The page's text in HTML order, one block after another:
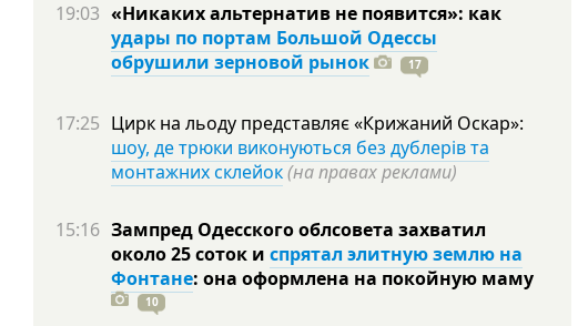
19:03 «Никаких альтернатив не появится»: как
удары по портам Большой Одессы
обрушили зерновой рынок
17
17:25 Цирк на льоду представляє «Крижаний Оскар»:
шоу, де трюки виконуються без дублерів та
монтажних склейок(на правах реклами)
15:16 Зампред Одесского облсовета захватил
около 25 соток и спрятал элитную землю на
Фонтане: она оформлена на покойную маму
10